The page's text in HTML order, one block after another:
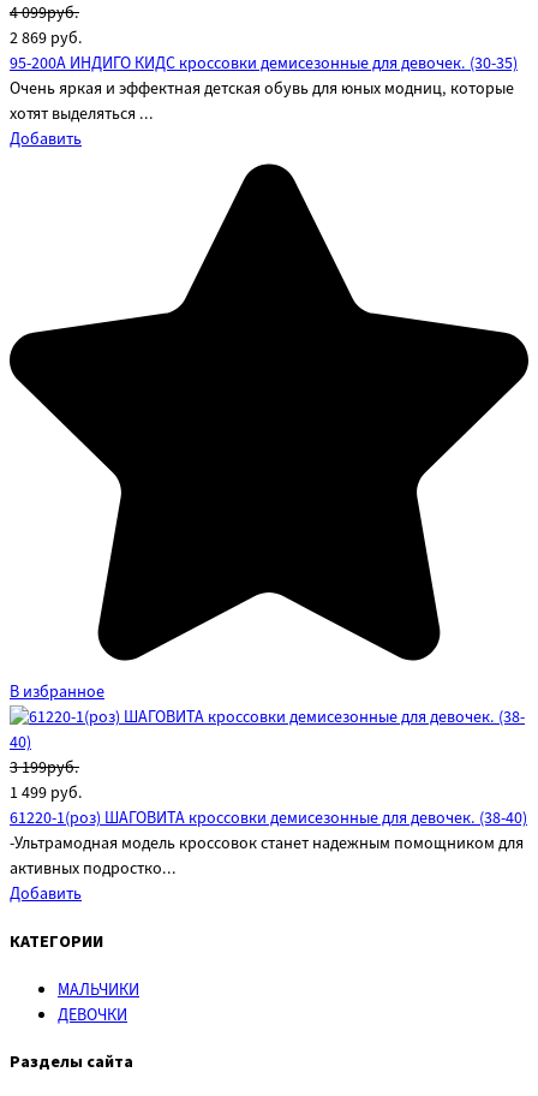
4 099руб.
2 869 руб.
95-200A ИНДИГО КИДС кроссовки демисезонные для девочек. (30-35)
Очень яркая и эффектная детская обувь для юных модниц, которые
хотят выделяться ...
Добавить
В избранное
3 199руб.
1 499 руб.
61220-1(роз) ШАГОВИТА кроссовки демисезонные для девочек. (38-40)
-Ультрамодная модель кроссовок станет надежным помощником для
активных подростко...
Добавить
КАТЕГОРИИ
МАЛЬЧИКИ
ДЕВОЧКИ
Разделы сайта